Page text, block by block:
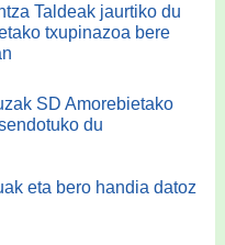
Taldeak jaurtiko du
txupinazoa bere
SD Amorebietako
du
eta bero handia datoz